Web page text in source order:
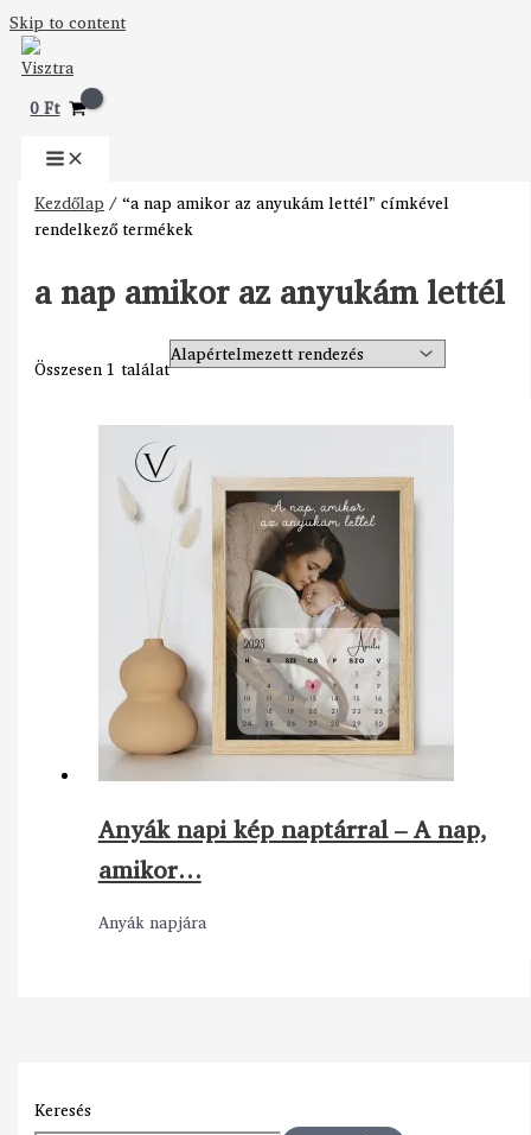
Skip to content
0Ft
Keresés
Kezdőlap / “a nap amikor az anyukám lettél” címkével
rendelkező termékek
a nap amikor az anyukám lettél
Összesen 1 találat
Anyák napi kép naptárral – A nap,
amikor…
Anyák napjára